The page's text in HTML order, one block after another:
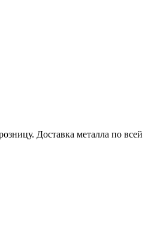
Доставка металла по всей